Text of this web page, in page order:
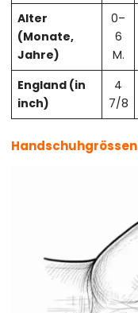
Alter
(Monate,
Jahre)
0–
6
M.
England (in
inch)
4
7/8
Handschuhgrössen